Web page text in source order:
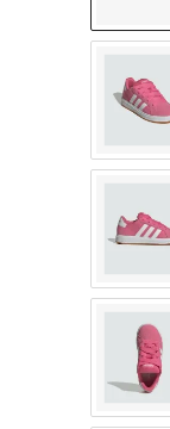
mochila
tenis niño